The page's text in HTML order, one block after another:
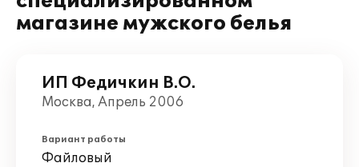
магазине мужского белья
ИП Федичкин В.О.
Москва, Апрель 2006
Вариант работы
Файловый